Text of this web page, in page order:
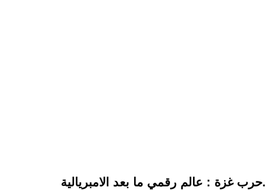
حرب غزة : عالم رقمي ما بعد الامبريالية.